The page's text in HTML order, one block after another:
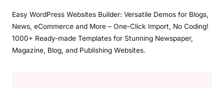
Easy WordPress Websites Builder: Versatile Demos for Blogs,
News, eCommerce and More – One-Click Import, No Coding!
1000+ Ready-made Templates for Stunning Newspaper,
Magazine, Blog, and Publishing Websites.